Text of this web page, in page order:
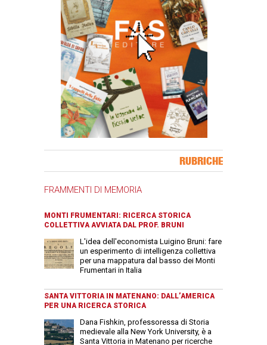
RUBRICHE
FRAMMENTI DI MEMORIA
MONTI FRUMENTARI: RICERCA STORICA
COLLETTIVA AVVIATA DAL PROF. BRUNI
L'idea dell'economista Luigino Bruni: fare
un esperimento di intelligenza collettiva
per una mappatura dal basso dei Monti
Frumentari in Italia
SANTA VITTORIA IN MATENANO: DALL’AMERICA
PER UNA RICERCA STORICA
Dana Fishkin, professoressa di Storia
medievale alla New York University, è a
Santa Vittoria in Matenano per ricerche